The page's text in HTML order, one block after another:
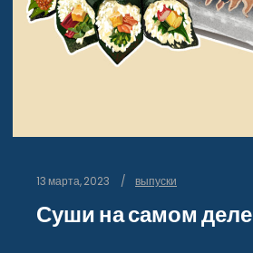
13 марта, 2023 выпуски
Суши на самом деле